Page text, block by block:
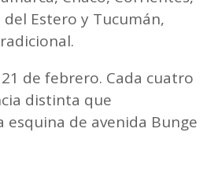
del Estero y Tucumán,
de febrero. Cada cuatro
distinta que
esquina de avenida Bunge